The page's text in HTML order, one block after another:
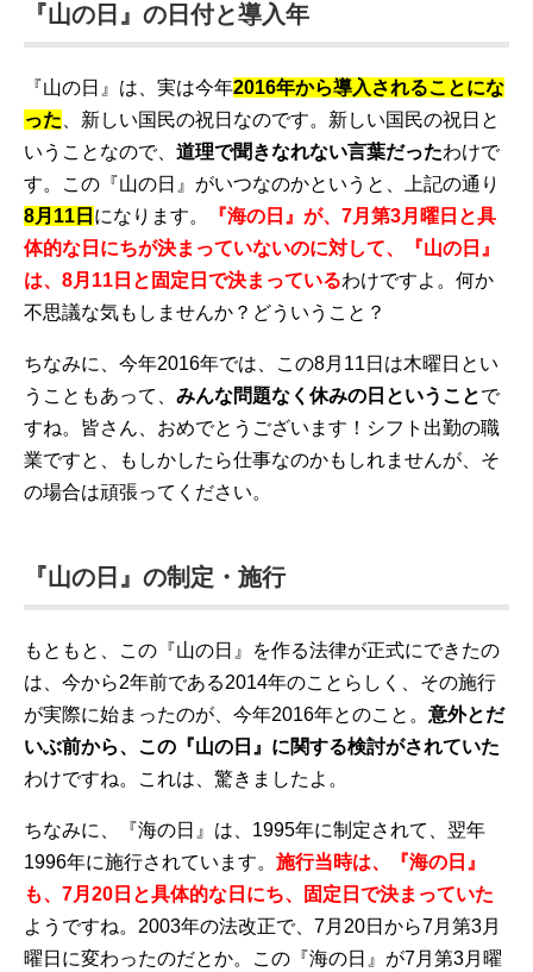
『山の日』の日付と導入年
『山の日』は、実は今年2016年から導入されることにな
った 、新しい国民の祝日なのです。新しい国民の祝日と
いうことなので、 道理で聞きなれない言葉だったわけで
す。この『山の日』がいつなのかというと、上記の通り
8月11日 になります。 『海の日』が、 7月第3月曜日と具
体的な日にちが決まっていないのに対して、『山の日』
は、8月11日と固定日で決まっているわけですよ。何か
不思議な気もしませんか？どういうこと？
ちなみに、今年2016年では、この8月11日は木曜日とい
うこともあって、 みんな問題なく休みの日ということで
すね。皆さん、おめでとうございます！シフト出勤の職
業ですと、もしかしたら仕事なのかもしれませんが、そ
の場合は頑張ってください。
『山の日』の制定・施行
もともと、この『山の日』を作る法律が正式にできたの
は、今から2年前である2014年のことらしく、その施行
が実際に始まったのが、今年2016年とのこと。 意外とだ
いぶ前から、この『山の日』に関する検討がされていた
わけですね。これは、驚きましたよ。
ちなみに、『海の日』は、1995年に制定されて、翌年
1996年に施行されています。 施行当時は、『海の日』
も、7月20日と具体的な日にち、固定日で決まっていた
ようですね。2003年の法改正で、7月20日から7月第3月
曜日に変わったのだとか。この『海の日』が7月第3月曜